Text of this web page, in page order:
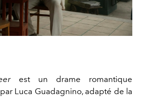
est un drame romantique
Luca Guadagnino, adapté de la